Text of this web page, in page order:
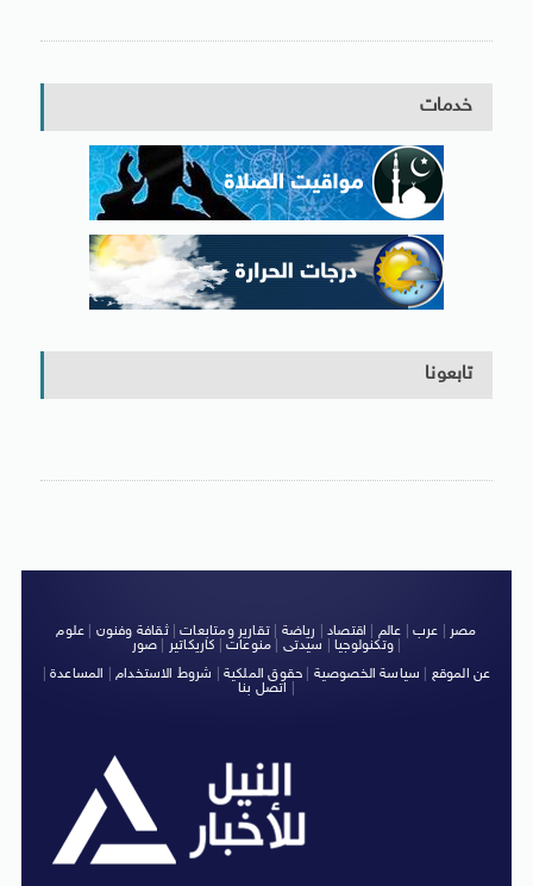
خدمات
تابعونا
مصر عرب عالم اقتصاد رياضة |تقارير ومتابعات|ثقافة وفنون
علوم
وتكنولوجيا| سيدتى منوعات كاريكاتير صور
|
عن الموقع
سياسة الخصوصية حقوق الملكية شروط الاستخدام| المساعدة|
اتصل بنا